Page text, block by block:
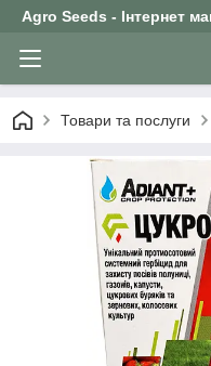
Agro Seeds - Інтернет
Товари та послуги